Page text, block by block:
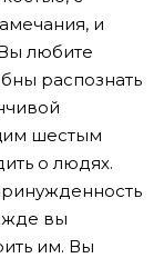
и
любите
распознать
шестым
о людях.
вы
им. Вы